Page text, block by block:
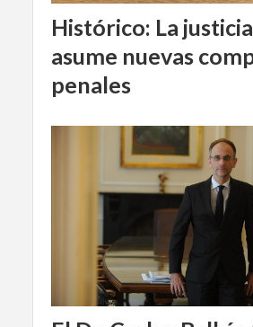
Histórico: La
asume nuevas
penales